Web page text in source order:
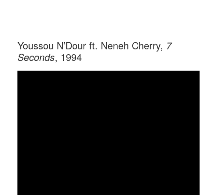
Youssou N’Dour ft. Neneh Cherry, 7
Seconds, 1994